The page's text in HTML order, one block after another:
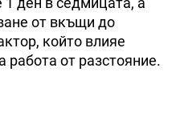
от вкъщи до
който влияе
работа от разстояние.